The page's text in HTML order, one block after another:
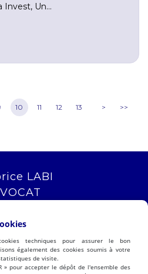
Invest, Un...
10 11 12 13 > >>
LABI
MARSEILLE
LOCALISER
techniques pour assurer le bon
également des cookies soumis à votre
de visite.
» pour accepter le dépôt de l'ensemble des